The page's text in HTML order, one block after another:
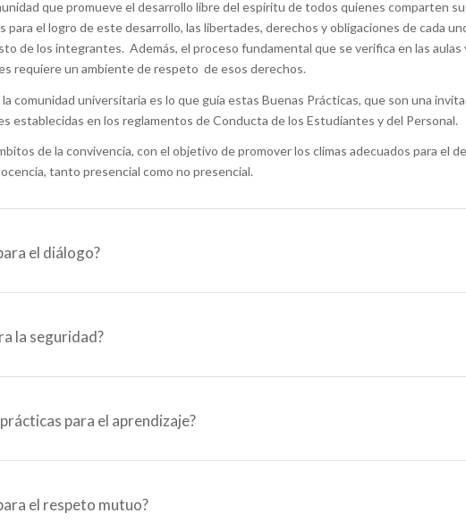
que promueve el desarrollo libre del espíritu de todos quienes comparten
para el logro de este desarrollo, las libertades, derechos y obligaciones de cada
de los integrantes. Además, el proceso fundamental que se verifica en las
requiere un ambiente de respeto de esos derechos.
comunidad universitaria es lo que guía estas Buenas Prácticas, que son una
establecidas en los reglamentos de Conducta de los Estudiantes y del Personal.
de la convivencia, con el objetivo de promover los climas adecuados para el
tanto presencial como no presencial.
el diálogo?
la seguridad?
para el aprendizaje?
el respeto mutuo?